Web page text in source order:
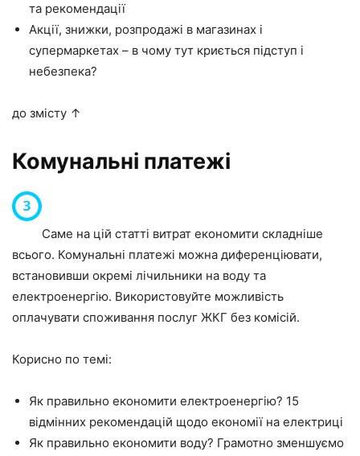
та рекомендації
Акції, знижки, розпродажі в магазинах і
супермаркетах – в чому тут криється підступ і
небезпека?
до змісту ↑
Комунальні платежі
Саме на цій статті витрат економити складніше
всього. Комунальні платежі можна диференціювати,
встановивши окремі лічильники на воду та
електроенергію. Використовуйте можливість
оплачувати споживання послуг ЖКГ без комісій.
Корисно по темі:
Як правильно економити електроенергію? 15
відмінних рекомендацій щодо економії на електриці
Як правильно економити воду? Грамотно зменшуємо